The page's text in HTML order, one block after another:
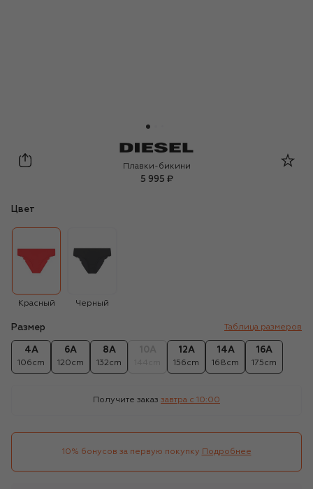
Diesel
Плавки-бикини
5 995 ₽
Цвет
Красный Черный
Размер Таблица размеров
4A
106cm
6A
120cm
8A
132cm
12A
156cm
14A
168cm
16A
175cm
Получите заказ завтра c 10:00
10% бонусов за первую покупку Подробнее